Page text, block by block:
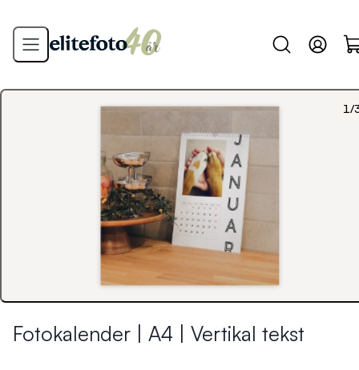
1 /
Fotokalender | A4 | Vertikal tekst